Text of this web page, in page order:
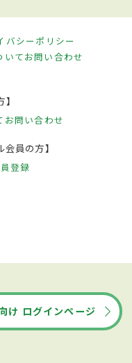
バシーポリシー
いてお問い合わせ
お問い合わせ
会員の方】
登録
け ログインページ